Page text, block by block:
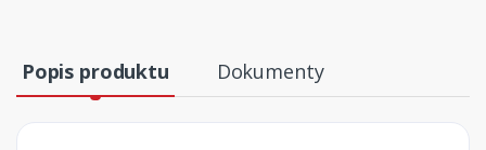
Popis produktu Dokumenty